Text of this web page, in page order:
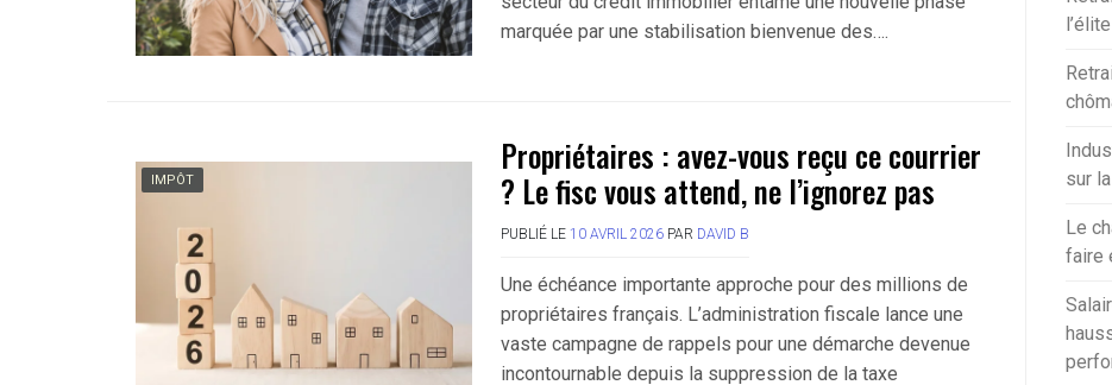
marquée par une stabilisation bienvenue des….
IMPÔT
Propriétaires : avez-vous reçu ce courrier
? Le fisc vous attend, ne l’ignorez pas
PUBLIÉ LE 10 AVRIL 2026 PAR DAVID B
Une échéance importante approche pour des millions de
propriétaires français. L’administration fiscale lance une
vaste campagne de rappels pour une démarche devenue
incontournable depuis la suppression de la taxe
sur
Le
faire